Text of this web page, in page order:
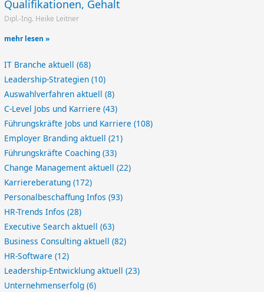
Qualifikationen, Gehalt
Dipl.-Ing. Heike Leitner
mehr lesen »
IT Branche aktuell(68)
Leadership-Strategien(10)
Auswahlverfahren aktuell(8)
C-Level Jobs und Karriere(43)
Führungskräfte Jobs und Karriere(108)
Employer Branding aktuell(21)
Führungskräfte Coaching(33)
Change Management aktuell(22)
Karriereberatung(172)
Personalbeschaffung Infos(93)
HR-Trends Infos(28)
Executive Search aktuell(63)
Business Consulting aktuell(82)
HR-Software(12)
Leadership-Entwicklung aktuell(23)
Unternehmenserfolg(6)